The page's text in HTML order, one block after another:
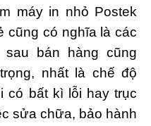
máy in nhỏ Postek
cũng có nghĩa là các
bán hàng cũng
nhất là chế độ
có bất kì lỗi hay trục
sửa chữa, bảo hành